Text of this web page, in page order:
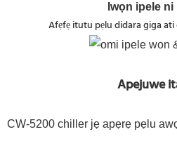
Iwọn ipele ni
Afẹfẹ itutu pẹlu didara giga
Apejuwe
CW-5200 chiller jẹ apẹrẹ pẹlu